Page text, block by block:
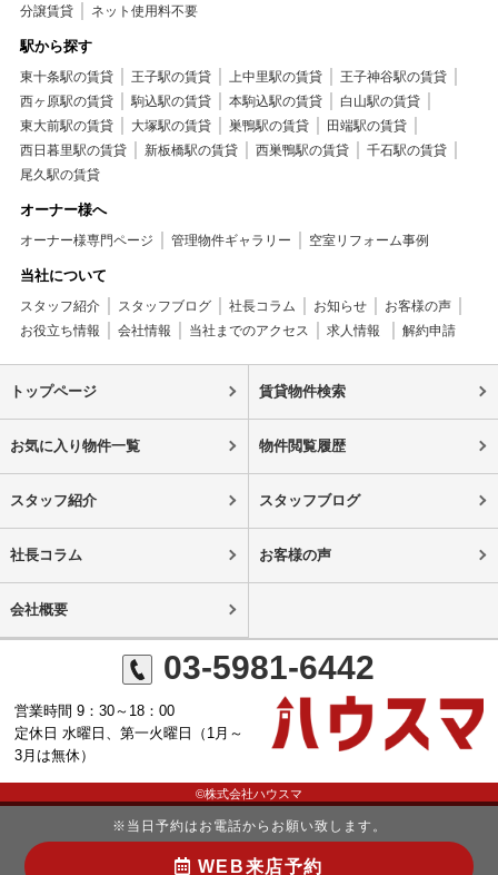
分譲賃貸
ネット使用料不要
駅から探す
東十条駅の賃貸 王子駅の賃貸 上中里駅の賃貸
王子神谷駅の賃貸
西ヶ原駅の賃貸
駒込駅の賃貸 本駒込駅の賃貸
白山駅の賃貸
東大前駅の賃貸
大塚駅の賃貸 巣鴨駅の賃貸
田端駅の賃貸
西日暮里駅の賃貸
新板橋駅の賃貸 西巣鴨駅の賃貸
千石駅の賃貸
尾久駅の賃貸
オーナー様へ
オーナー様専門ページ 管理物件ギャラリー 空室リフォーム事例
当社について
スタッフ紹介 スタッフブログ 社長コラム お知らせ
お客様の声
お役立ち情報
会社情報 当社までのアクセス 求人情報 解約申請
トップページ 賃貸物件検索
お気に入り物件一覧 物件閲覧履歴
スタッフ紹介 スタッフブログ
社長コラム お客様の声
会社概要
03-5981-6442
営業時間 9：30～18：00
定休日 水曜日、第一火曜日（1月～
3月は無休）
©株式会社ハウスマ
※当日予約はお電話からお願い致します。
WEB来店予約